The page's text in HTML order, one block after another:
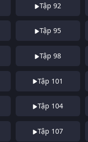
Tập 92
Tập 95
Tập 98
Tập 101
Tập 104
Tập 107